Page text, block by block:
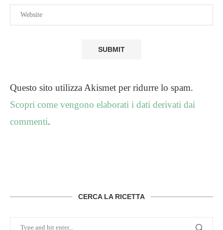
Questo sito utilizza Akismet per ridurre lo spam.
Scopri come vengono elaborati i dati derivati dai
commenti.
CERCA LA RICETTA